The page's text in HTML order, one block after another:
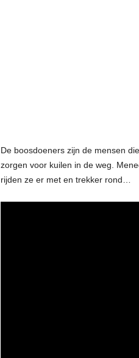
De boosdoeners zijn de mensen
zorgen voor kuilen in de weg.
rijden ze er met en trekker rond…